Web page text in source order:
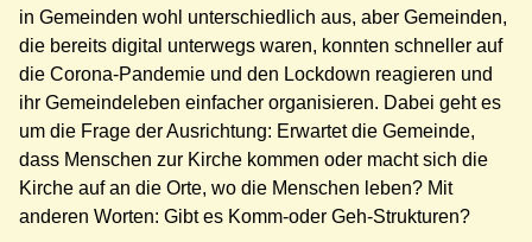
in Gemeinden wohl unterschiedlich aus, aber Gemeinden,
die bereits digital unterwegs waren, konnten schneller auf
die Corona-Pandemie und den Lockdown reagieren und
ihr Gemeindeleben einfacher organisieren. Dabei geht es
um die Frage der Ausrichtung: Erwartet die Gemeinde,
dass Menschen zur Kirche kommen oder macht sich die
Kirche auf an die Orte, wo die Menschen leben? Mit
anderen Worten: Gibt es Komm-oder Geh-Strukturen?